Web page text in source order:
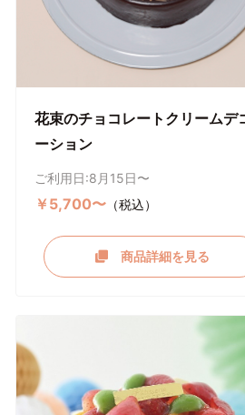
花束のチョコレートクリームデ
ーション
ご利用日:8月15日〜
￥5,700〜 （税込）
商品詳細を見る